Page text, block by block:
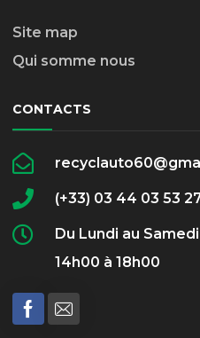
Site map
Qui somme nous
CONTACTS
(+33) 03 44 03 53
Du Lundi au
14h00 à 18h00